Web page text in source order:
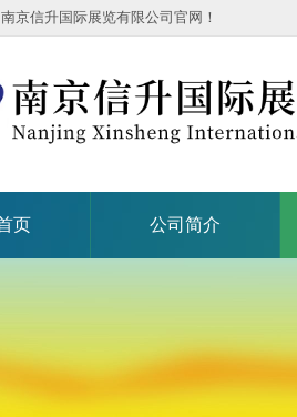
京信升国际展览有限公司官网！
页 公司简介